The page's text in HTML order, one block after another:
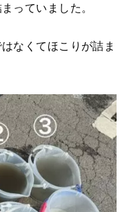
っていました。
なくてほこりが詰ま